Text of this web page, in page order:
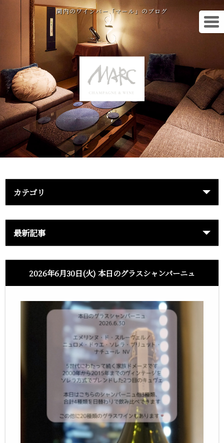
関内のワインバー「マール」のブログ
カテゴリ
最新記事
2026年6月30日(火) 本日のグラスシャンパーニュ